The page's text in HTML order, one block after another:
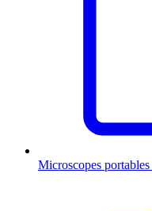
Microscopes portables